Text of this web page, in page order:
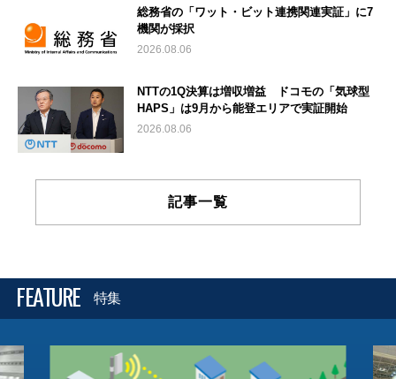
総務省の「ワット・ビット連携関連実証」に7
機関が採択
2026.08.06
NTTの1Q決算は増収増益 ドコモの「気球型
HAPS」は9月から能登エリアで実証開始
2026.08.06
記事一覧
FEATURE 特集